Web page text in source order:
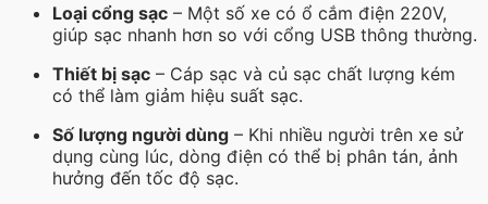
Loại cổng sạc – Một số xe có ổ cắm điện 220V,
giúp sạc nhanh hơn so với cổng USB thông thường.
Thiết bị sạc – Cáp sạc và củ sạc chất lượng kém
có thể làm giảm hiệu suất sạc.
Số lượng người dùng – Khi nhiều người trên xe sử
dụng cùng lúc, dòng điện có thể bị phân tán, ảnh
hưởng đến tốc độ sạc.